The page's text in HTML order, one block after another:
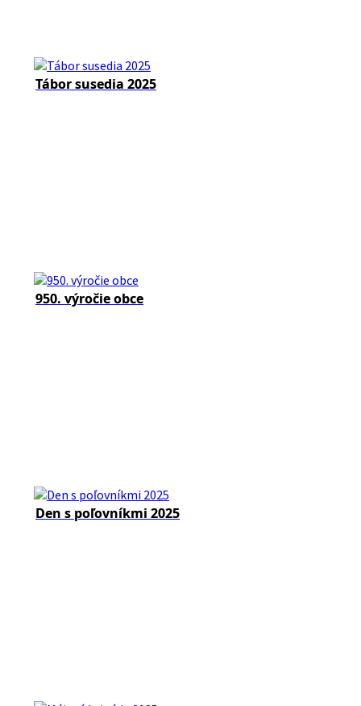
Tábor susedia 2025
950. výročie obce
Den s poľovníkmi 2025